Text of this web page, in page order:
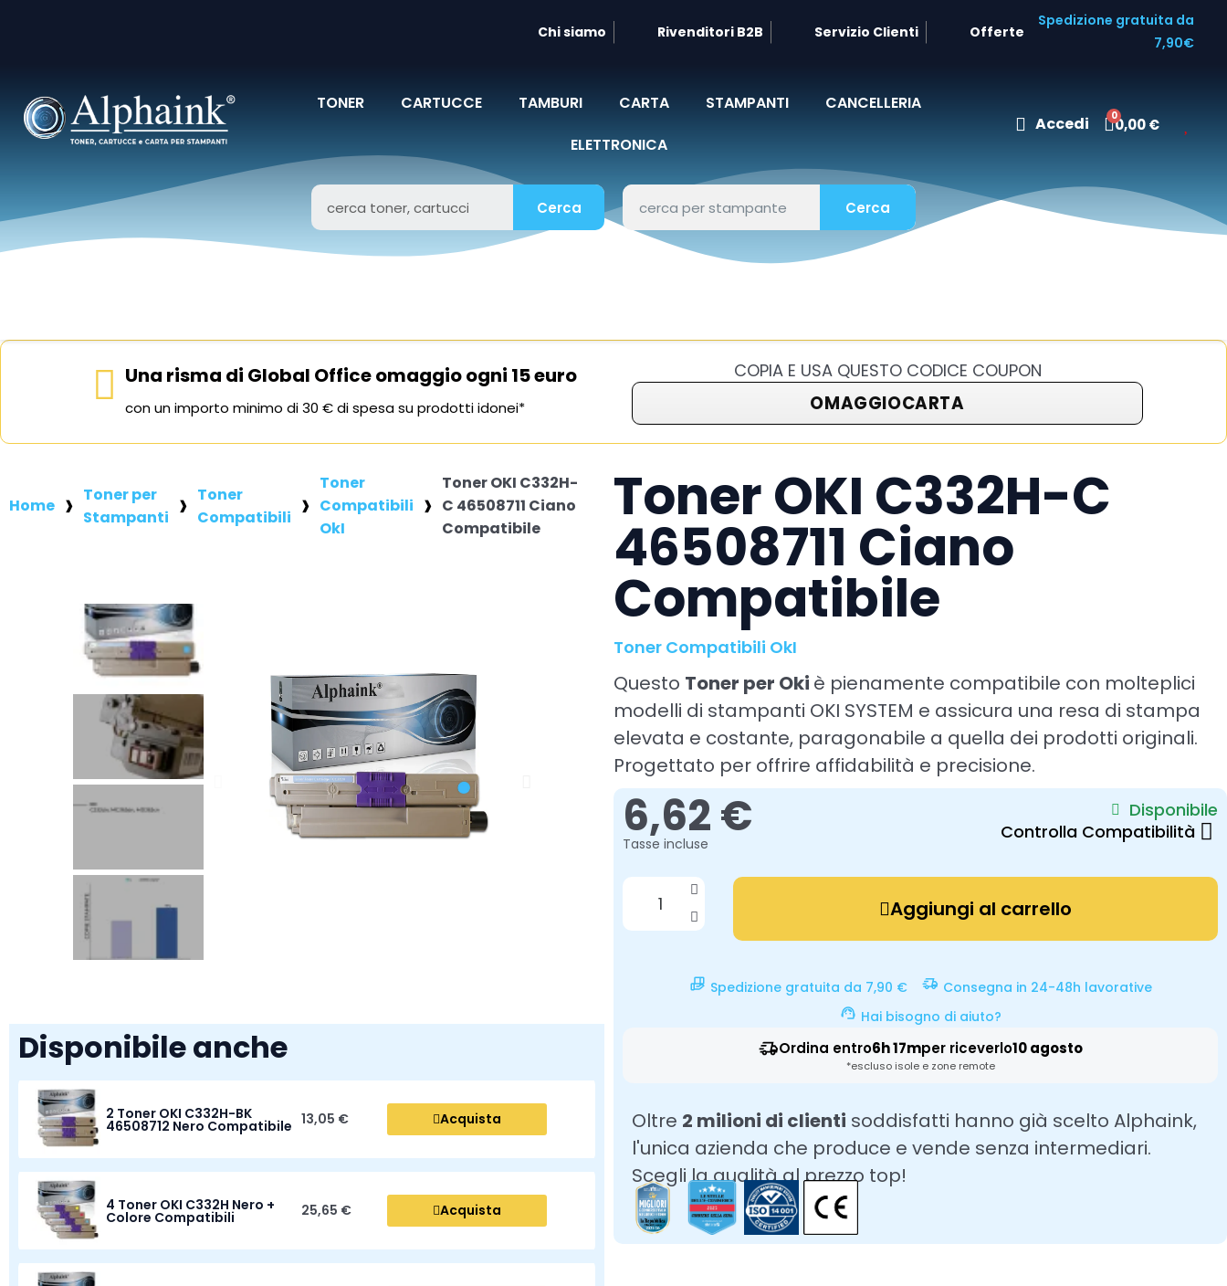
Chi siamo Rivenditori B2B Servizio Clienti Offerte
Spedizione gratuita da
7,90€
TONER CARTUCCE TAMBURI CARTA STAMPANTI
CANCELLERIA
ELETTRONICA
Accedi 0,00 €
Cerca Cerca
Una risma di Global Office omaggio ogni 15 euro
con un importo minimo di 30 € di spesa su prodotti idonei*
COPIA E USA QUESTO CODICE COUPON
OMAGGIOCARTA
Home
Toner per
Stampanti
Toner
Compatibili
Toner
Compatibili
OkI
Toner OKI C332H-
C 46508711 Ciano
Compatibile
Disponibile anche
2 Toner OKI C332H-BK
46508712 Nero Compatibile 13,05 € Acquista
4 Toner OKI C332H Nero +
Colore Compatibili 25,65 € Acquista
Toner OKI C332H-C
46508711 Ciano
Compatibile
Toner Compatibili OkI
Questo Toner per Oki è pienamente compatibile con molteplici
modelli di stampanti OKI SYSTEM e assicura una resa di stampa
elevata e costante, paragonabile a quella dei prodotti originali.
Progettato per offrire affidabilità e precisione.
6,62 €
Tasse incluse
Disponibile
Controlla Compatibilità
Aggiungi al carrello
Spedizione gratuita da 7,90 €
Consegna in 24-48h lavorative
Hai bisogno di aiuto?
Ordina entro6h 17mper riceverlo10 agosto
*escluso isole e zone remote
Oltre 2 milioni di clienti soddisfatti hanno già scelto Alphaink,
l'unica azienda che produce e vende senza intermediari.
Scegli la qualità al prezzo top!